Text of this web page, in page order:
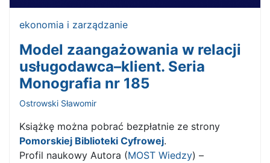
ekonomia i zarządzanie
Model zaangażowania w relacji
usługodawca–klient. Seria
Monografia nr 185
Ostrowski Sławomir
Książkę można pobrać bezpłatnie ze strony
Pomorskiej Biblioteki Cyfrowej.
Profil naukowy Autora (MOST Wiedzy) –